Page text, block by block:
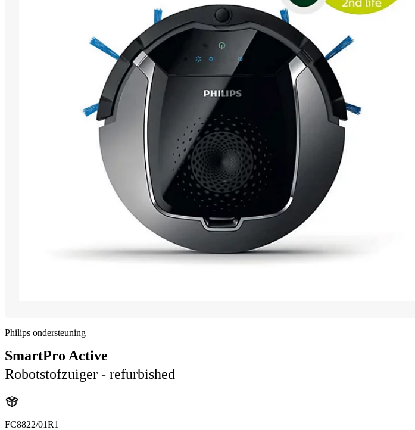
Philips ondersteuning
SmartPro Active
Robotstofzuiger - refurbished
FC8822/01R1